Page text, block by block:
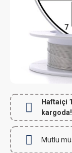
Haftaiçi
kargoda!
Mutlu